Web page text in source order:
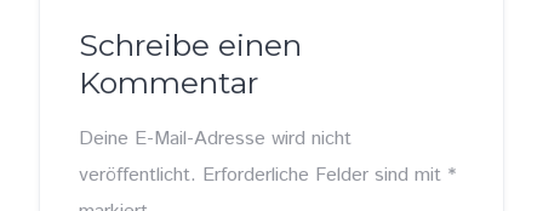
Schreibe einen
Kommentar
Deine E-Mail-Adresse wird nicht
veröffentlicht. Erforderliche Felder sind mit *